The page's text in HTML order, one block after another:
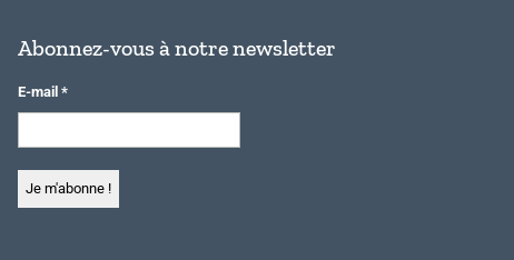
Abonnez-vous à notre newsletter
E-mail *